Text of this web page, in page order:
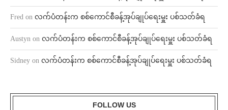
Fred on လက်ပံတန်းက စစ်ကောင်စီခန့်အုပ်ချုပ်ရေးမှူး ပစ်သတ်ခံရ
Austyn on လက်ပံတန်းက စစ်ကောင်စီခန့်အုပ်ချုပ်ရေးမှူး ပစ်သတ်ခံရ
Sidney on လက်ပံတန်းက စစ်ကောင်စီခန့်အုပ်ချုပ်ရေးမှူး ပစ်သတ်ခံရ
FOLLOW US